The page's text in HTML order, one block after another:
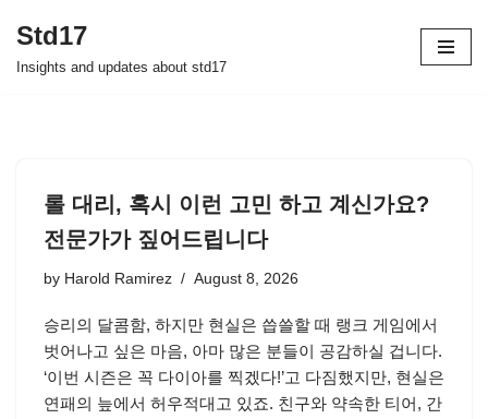
Skip
Std17
Insights and updates about std17
롤 대리, 혹시 이런 고민 하고 계신가요?
전문가가 짚어드립니다
by Harold Ramirez August 8, 2026
승리의 달콤함, 하지만 현실은 씁쓸할 때 랭크 게임에서
벗어나고 싶은 마음, 아마 많은 분들이 공감하실 겁니다.
‘이번 시즌은 꼭 다이아를 찍겠다!’고 다짐했지만, 현실은
연패의 늪에서 허우적대고 있죠. 친구와 약속한 티어, 간